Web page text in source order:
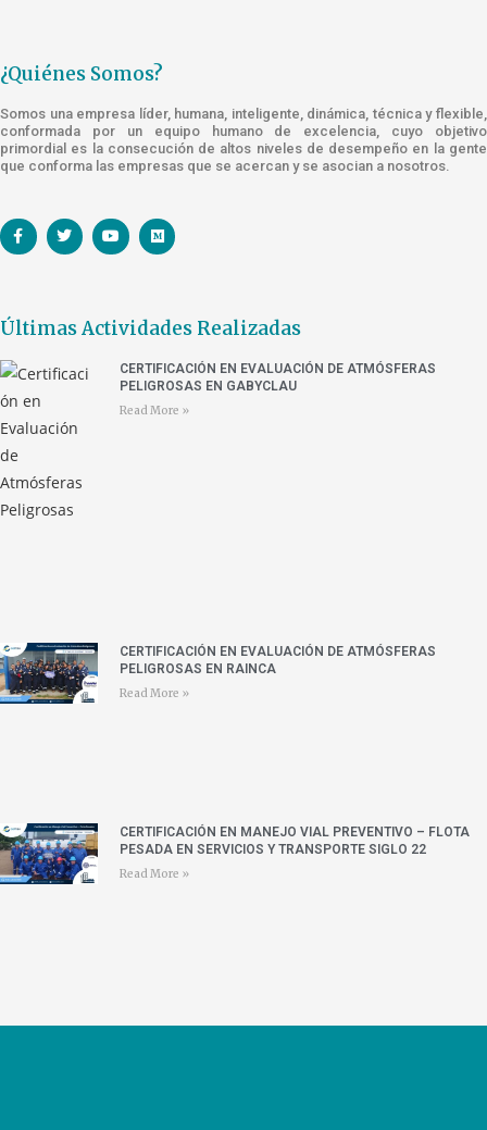
¿Quiénes Somos?
Somos una empresa líder, humana, inteligente, dinámica, técnica y flexible,
conformada por un equipo humano de excelencia, cuyo objetivo
primordial es la consecución de altos niveles de desempeño en la gente
que conforma las empresas que se acercan y se asocian a nosotros.
Últimas Actividades Realizadas
CERTIFICACIÓN EN EVALUACIÓN DE ATMÓSFERAS
PELIGROSAS EN GABYCLAU
Read More »
CERTIFICACIÓN EN EVALUACIÓN DE ATMÓSFERAS
PELIGROSAS EN RAINCA
Read More »
CERTIFICACIÓN EN MANEJO VIAL PREVENTIVO – FLOTA
PESADA EN SERVICIOS Y TRANSPORTE SIGLO 22
Read More »